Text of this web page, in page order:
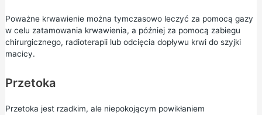
Poważne krwawienie można tymczasowo leczyć za pomocą gazy
w celu zatamowania krwawienia, a później za pomocą zabiegu
chirurgicznego, radioterapii lub odcięcia dopływu krwi do szyjki
macicy.
Przetoka
Przetoka jest rzadkim, ale niepokojącym powikłaniem